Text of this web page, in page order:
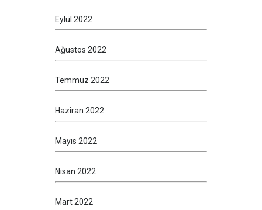
Eylül 2022
Ağustos 2022
Temmuz 2022
Haziran 2022
Mayıs 2022
Nisan 2022
Mart 2022